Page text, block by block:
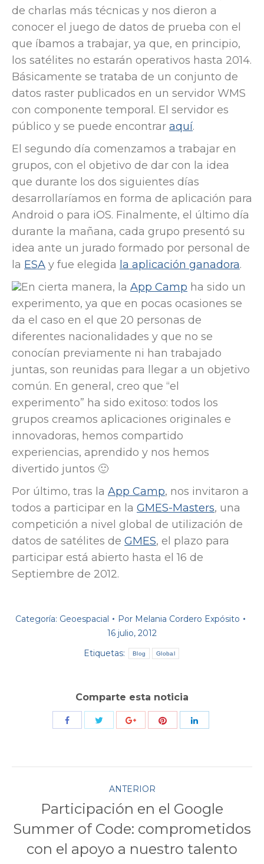
de charlas más técnicas y nos dieron a
conocer el juego de datos de prueba con el
que íbamos a trabajar, ya que, en principio,
los satélites no estarán operativos hasta 2014.
Básicamente se trataba de un conjunto de
datos raster publicados en un servidor WMS
con componente temporal. El servidor es
público y se puede encontrar aquí.
El segundo día comenzamos a trabajar en
grupos, con el objetivo de dar con la idea
que durante los dos siguientes días
desarrollaríamos en forma de aplicación para
Android o para iOS. Finalmente, el último día
durante la mañana, cada grupo presentó su
idea ante un jurado formado por personal de
la ESA y fue elegida la aplicación ganadora.
En cierta manera, la App Camp ha sido un
experimento, ya que en pocas ocasiones se
da el caso en el que 20 personas de
diferentes nacionalidades y que no se
conocían previamente ni han trabajado
juntas, son reunidas para llegar a un objetivo
común. En general, creo que “el
experimento” ha sido exitoso: todos los
grupos creamos aplicaciones originales e
innovadoras, hemos compartido
experiencias, aprendido y nos hemos
divertido juntos 🙂
Por último, tras la App Camp, nos invitaron a
todos a participar en la GMES-Masters, una
competición a nivel global de utilización de
datos de satélites de GMES, el plazo para
participar está abierto hasta el 16 de
Septiembre de 2012.
Categoría: Geoespacial Por Melania Cordero Expósito
16 julio, 2012
Etiquetas:
Blog Global
Comparte esta noticia
Compartir
Compartir Compartir Compartir
entre
publicaciones
ANTERIOR
Publicación
anterior:
Participación en el Google
Summer of Code: comprometidos
con el apoyo a nuestro talento